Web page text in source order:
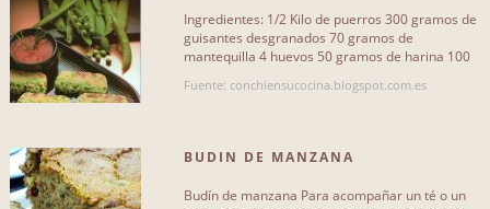
Ingredientes: 1/2 Kilo de puerros 300 gramos de
guisantes desgranados 70 gramos de
mantequilla 4 huevos 50 gramos de harina 100
Fuente: conchiensucocina.blogspot.com.es
BUDIN DE MANZANA
Budín de manzana Para acompañar un té o un